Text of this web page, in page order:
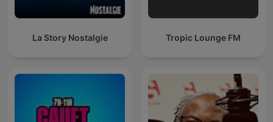
La Story Nostalgie Tropic Lounge FM